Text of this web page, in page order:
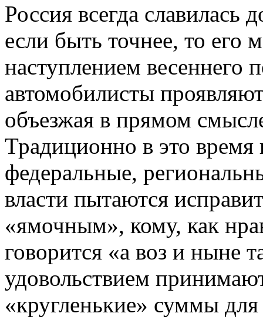
Россия всегда
если быть точнее, то его
наступлением весеннего
автомобилисты
объезжая в прямом
Традиционно в это время
федеральные,
власти пытаются
«ямочным», кому, как
говорится «а воз и ныне
удовольствием
«кругленькие» суммы